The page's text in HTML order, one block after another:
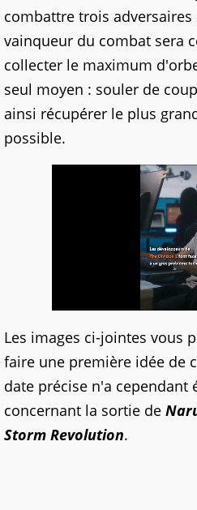
combattre trois
vainqueur du combat sera
collecter le maximum
seul moyen : souler de
ainsi récupérer le plus
possible.
Les images ci-jointes vous
faire une première idée de
date précise n'a cependant
concernant la sortie de
Storm Revolution.